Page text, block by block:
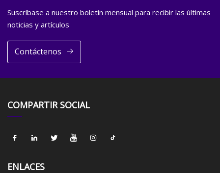
Suscríbase a nuestro boletín mensual para recibir las últimas
noticias y artículos
Contáctenos
COMPARTIR SOCIAL
ENLACES